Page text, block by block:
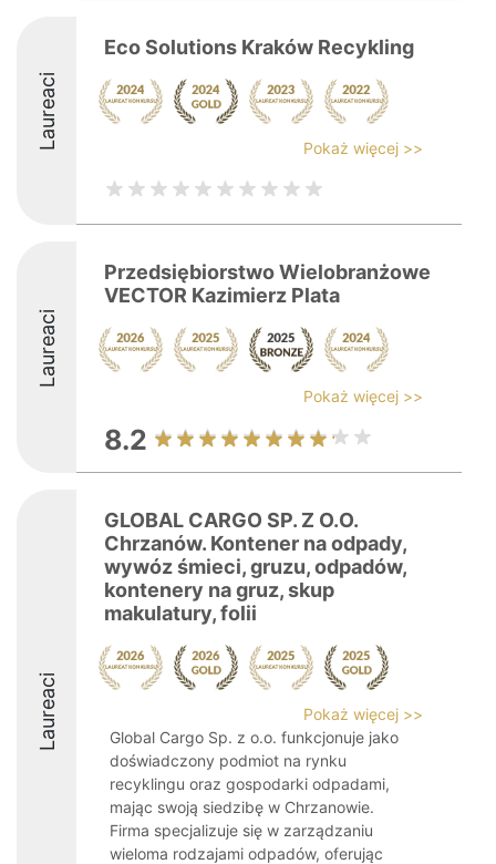
Laureaci
Eco Solutions Kraków Recykling
Pokaż więcej >>
Laureaci
Przedsiębiorstwo Wielobranżowe
VECTOR Kazimierz Plata
Pokaż więcej >>
8.2
Laureaci
GLOBAL CARGO SP. Z O.O.
Chrzanów. Kontener na odpady,
wywóz śmieci, gruzu, odpadów,
kontenery na gruz, skup
makulatury, folii
Pokaż więcej >>
Global Cargo Sp. z o.o. funkcjonuje jako
doświadczony podmiot na rynku
recyklingu oraz gospodarki odpadami,
mając swoją siedzibę w Chrzanowie.
Firma specjalizuje się w zarządzaniu
wieloma rodzajami odpadów, oferując